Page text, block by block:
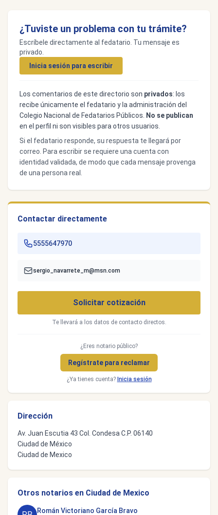
¿Tuviste un problema con tu trámite?
Escríbele directamente al fedatario. Tu mensaje es
privado.
Inicia sesión para escribir
Los comentarios de este directorio son privados: los
recibe únicamente el fedatario y la administración del
Colegio Nacional de Fedatarios Públicos.
No se publican
en el perfil ni son visibles para otros usuarios.
Si el fedatario responde, su respuesta te llegará por
correo. Para escribir se requiere una cuenta con
identidad validada, de modo que cada mensaje provenga
de una persona real.
Contactar directamente
5555647970
sergio_navarrete_m@msn.com
Solicitar cotización
Te llevará a los datos de contacto directos.
¿Eres notario público?
Regístrate para reclamar
¿Ya tienes cuenta? Inicia sesión
Dirección
Av. Juan Escutia 43 Col. Condesa C.P. 06140
Ciudad de México
Ciudad de Mexico
Otros notarios en Ciudad de Mexico
Román Victoriano García Bravo